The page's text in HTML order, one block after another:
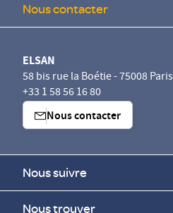
Nous contacter
ELSAN
58 bis rue la Boétie - 75008 Paris
+33 1 58 56 16 80
Nous contacter
Nous suivre
Nous trouver